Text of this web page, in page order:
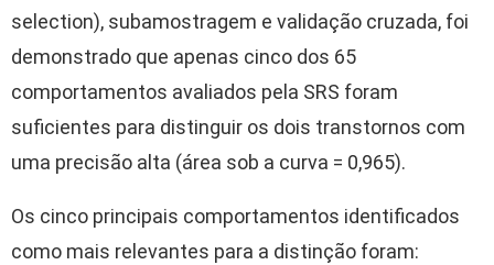
selection), subamostragem e validação cruzada, foi
demonstrado que apenas cinco dos 65
comportamentos avaliados pela SRS foram
suficientes para distinguir os dois transtornos com
uma precisão alta (área sob a curva = 0,965).
Os cinco principais comportamentos identificados
como mais relevantes para a distinção foram: